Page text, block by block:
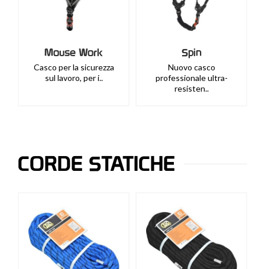
Mouse Work
Casco per la sicurezza
sul lavoro, per i..
Spin
Nuovo casco
professionale ultra-
resisten..
CORDE STATICHE